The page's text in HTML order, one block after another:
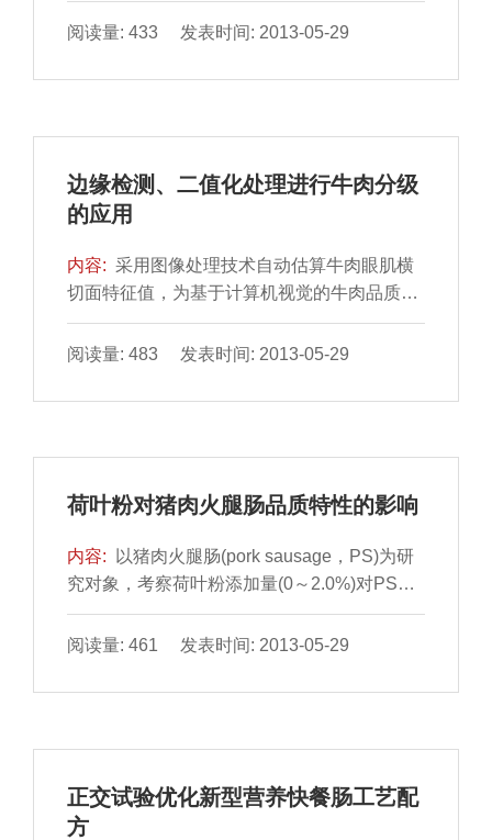
应面优化试验，研究不同酶解条件对大豆组织
阅读量: 433 发表时间: 2013-05-29
边缘检测、二值化处理进行牛肉分级
的应用
内容: 采用图像处理技术自动估算牛肉眼肌横
切面特征值，为基于计算机视觉的牛肉品质自
动分级检测奠定基础。以牛胴体6～7肋横断面
图像为试验材料，采用边缘检测、二值化处理
眼肌的眼肌面积、脂肪、肌肉总面积比、脂肪
个特征参数进行特征提取和检测。结果表明：
和脂肪色度值越高、大理石纹密度分布均匀
阅读量: 483 发表时间: 2013-05-29
荷叶粉对猪肉火腿肠品质特性的影响
内容:
以猪肉火腿肠(pork sausage，PS)为研
究对象，考察荷叶粉添加量(0～2.0%)对PS持
水性、色泽、质构及感官品质的影响。结果表
明：添加荷叶粉能够显著改善PS的持水能力
水性TWBC值提高)和硬度(P＜0.05)；但会导
于1.0%的荷叶粉，对PS的组织状态、香气、
合分析结果显示，制作PS的
阅读量: 461 发表时间: 2013-05-29
正交试验优化新型营养快餐肠工艺配
方